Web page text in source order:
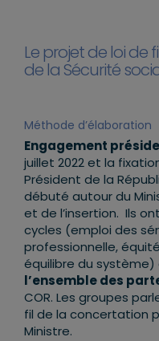
Le projet de loi
de la Sécurité
Méthode d’élaboration
Engagement
juillet 2022 et la
Président de la
débuté autour du
et de l’insertion. Ils
cycles (emploi des
professionnelle,
équilibre du
l’ensemble des
COR. Les groupes
fil de la concertation
Ministre.